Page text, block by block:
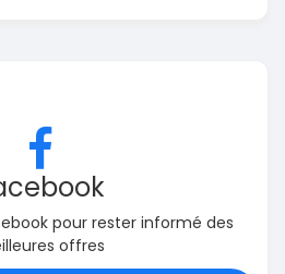
pour rester informé des
offres